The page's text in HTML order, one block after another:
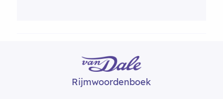
Rijmwoordenboek